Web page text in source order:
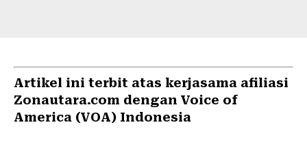
Artikel ini terbit atas kerjasama afiliasi
Zonautara.com dengan Voice of
America (VOA) Indonesia